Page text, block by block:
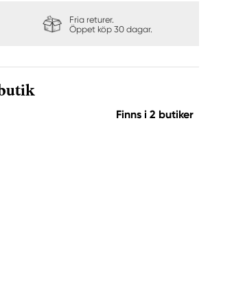
Fria returer.
Öppet köp 30 dagar.
Finns i 2 butiker